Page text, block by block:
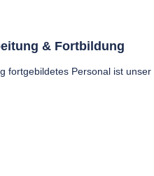
& Fortbildung
fortgebildetes Personal ist unser